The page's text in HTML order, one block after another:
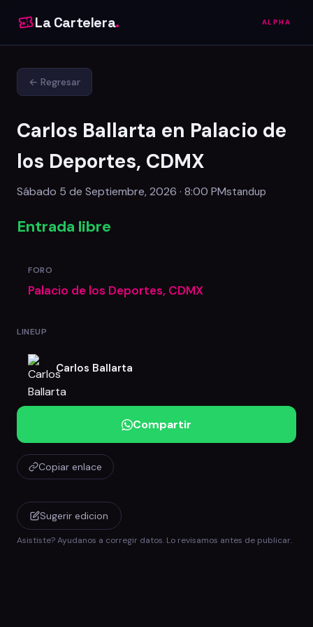
La Cartelera. ALPHA
← Regresar
Carlos Ballarta en Palacio de
los Deportes, CDMX
Sábado 5 de Septiembre, 2026 · 8:00 PMstandup
Entrada libre
FORO
Palacio de los Deportes, CDMX
LINEUP
Carlos Ballarta
Compartir
Copiar enlace
Sugerir edicion
Asististe? Ayudanos a corregir datos. Lo revisamos antes de publicar.